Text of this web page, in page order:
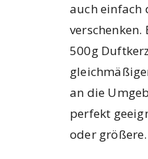
auch einfach
verschenken.
500g
an die
perfekt
oder